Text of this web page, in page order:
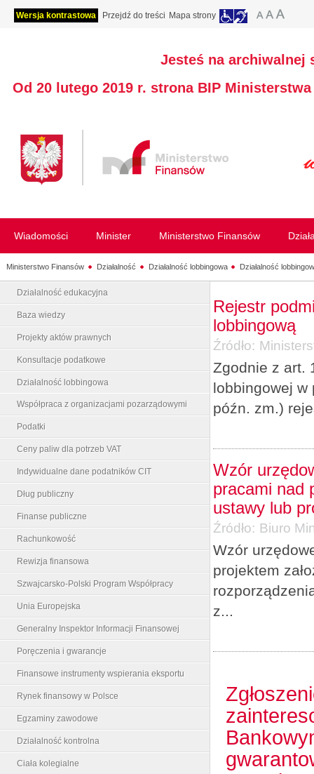
Wersja kontrastowa Przejdź do treści Mapa strony
Jesteś na archiwalnej
Od 20 lutego 2019 r. strona BIP
Wiadomości Minister Ministerstwo Finansów
Ministerstwo Finansów Działalność Działalność lobbingowa Działalność
Działalność edukacyjna
Baza wiedzy
Projekty aktów prawnych
Konsultacje podatkowe
Działalność lobbingowa
Współpraca z organizacjami pozarządowymi
Podatki
Ceny paliw dla potrzeb VAT
Indywidualne dane podatników CIT
Dług publiczny
Finanse publiczne
Rachunkowość
Rewizja finansowa
Szwajcarsko-Polski Program Współpracy
Unia Europejska
Generalny Inspektor Informacji Finansowej
Poręczenia i gwarancje
Finansowe instrumenty wspierania eksportu
Rynek finansowy w Polsce
Egzaminy zawodowe
Działalność kontrolna
Ciała kolegialne
Rejestr
lobbingową
Źródło:
Zgodnie z art.
lobbingowej w
późn. zm.)
Wzór
pracami nad
ustawy lub
Źródło: Biuro
Wzór
projektem
z...